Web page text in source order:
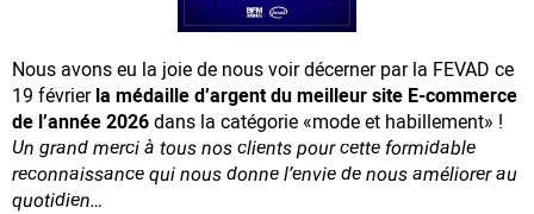
Nous avons eu la joie de nous voir décerner par la FEVAD ce
19 févrierla médaille d’argent du meilleur site E-commerce
de l’année 2026dans la catégorie «mode et habillement» !
Un grand merci à tous nos clients pour cette formidable
reconnaissancequi nous donne l’envie de nous améliorer au
quotidien…